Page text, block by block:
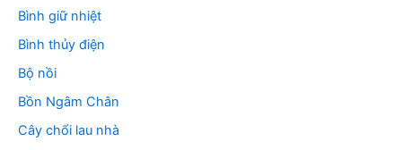
Bình giữ nhiệt
Bình thủy điện
Bộ nồi
Bồn Ngâm Chân
Cây chổi lau nhà